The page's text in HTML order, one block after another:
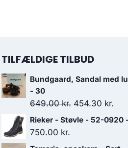
TILFÆLDIGE TILBUD
Bundgaard, Sandal med
- 30
649.00kr. Den
oprindelige
454.30 kr.
Rieker - Støvle - 52-0920
750.00 kr.